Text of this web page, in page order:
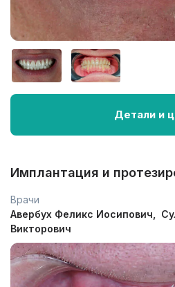
Детали и
Имплантация и
Врачи
Авербух Феликс Иосипович
Викторович